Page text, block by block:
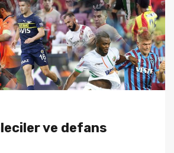
ve defans